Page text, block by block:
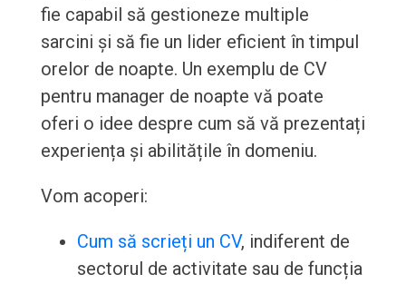
fie capabil să gestioneze multiple
sarcini și să fie un lider eficient în timpul
orelor de noapte. Un exemplu de CV
pentru manager de noapte vă poate
oferi o idee despre cum să vă prezentați
experiența și abilitățile în domeniu.
Vom acoperi:
Cum să scrieți un CV, indiferent de
sectorul de activitate sau de funcția